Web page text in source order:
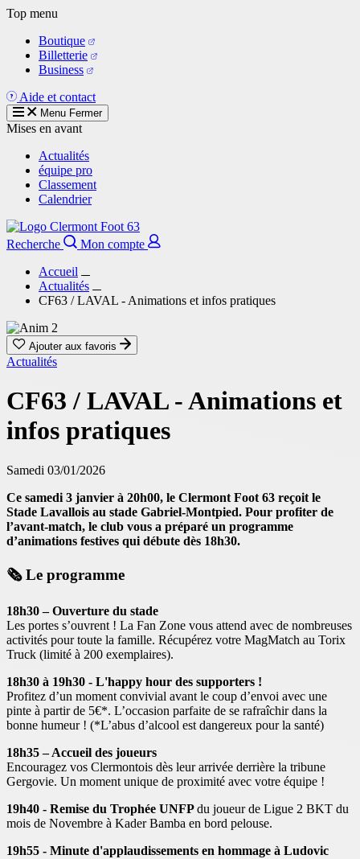
Aller
contenu
principal
Top menu
Boutique
Billetterie
Business
Aide et contact
Menu Fermer
Mises en avant
Actualités
équipe pro
Classement
Calendrier
Recherche
Mon compte
Accueil
Actualités
CF63 / LAVAL - Animations et infos pratiques
Ajouter aux favoris
Actualités
CF63 / LAVAL - Animations et
infos pratiques
Samedi 03/01/2026
Ce samedi 3 janvier à 20h00, le Clermont Foot 63 reçoit le
Stade Lavallois au stade Gabriel-Montpied. Pour profiter de
l’avant-match, le club vous a préparé un programme
d’animations festives qui débute dès 18h30.
🗞️ Le programme
18h30 – Ouverture du stade
Les portes s’ouvrent ! La Fan Zone vous attend avec de nombreuses
activités pour toute la famille. Récupérez votre MagMatch au Torix
Truck (limité à 200 exemplaires).
18h30 à 19h30 - L'happy hour des supporters !
Profitez d’un moment convivial avant le coup d’envoi avec une
pinte à partir de 5€*. L’occasion parfaite de se rafraîchir dans la
bonne humeur ! (*L’abus d’alcool est dangereux pour la santé)
18h35 – Accueil des joueurs
Encouragez vos Clermontois dès leur arrivée derrière la tribune
Gergovie. Un moment unique de proximité avec votre équipe !
19h40 - Remise du Trophée UNFPdu joueur de Ligue 2 BKT du
mois de Novembre à Kader Bamba en bord pelouse.
19h55 - Minute d'applaudissements en hommage à Ludovic